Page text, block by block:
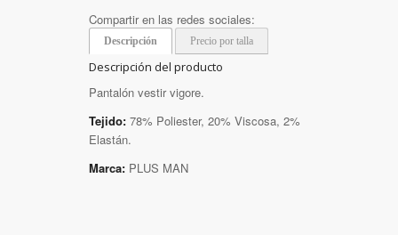
Compartir en las redes sociales:
Descripción Precio por talla
Descripción del producto
Pantalón vestir vigore.
Tejido: 78% Poliester, 20% Viscosa, 2%
Elastán.
Marca: PLUS MAN